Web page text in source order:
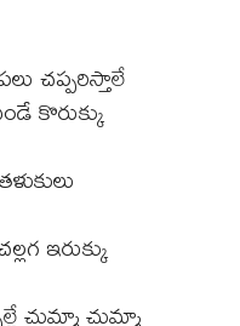
చప్పరిస్తాలే
కొరుక్కు
ఇరుక్కు
చుమ్మా చుమ్మా